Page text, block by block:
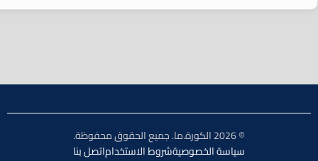
سياسة الخصوصيةشروط الاستخداماتصل بنا